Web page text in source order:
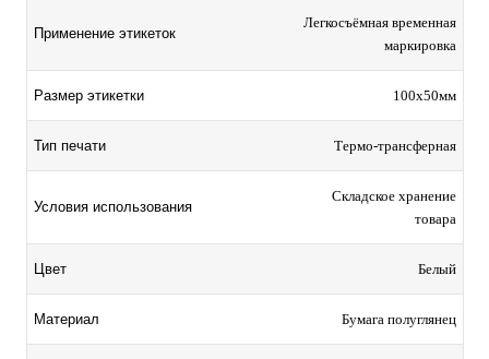
Применение этикеток
Легкосъёмная временная
маркировка
Размер этикетки 100х50мм
Тип печати Термо-трансферная
Условия использования
Складское хранение
товара
Цвет Белый
Материал Бумага полуглянец